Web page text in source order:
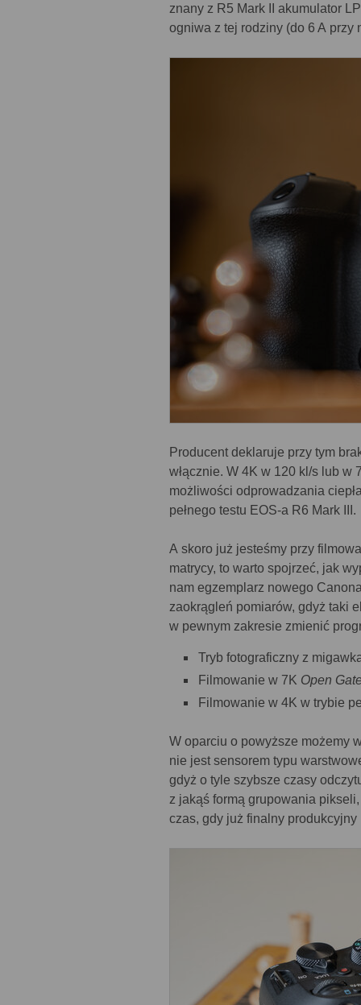
znany z R5 Mark II akumulator
ogniwa z tej rodziny (do 6 A przy
Producent deklaruje przy tym
włącznie. W 4K w 120 kl/s lub w
możliwości odprowadzania
pełnego testu EOS-a R6 Mark III.
A skoro już jesteśmy przy
matrycy, to warto spojrzeć, jak
nam egzemplarz nowego
zaokrągleń pomiarów, gdyż taki
w pewnym zakresie zmienić
Tryb fotograficzny z
Filmowanie w 7K Open
Filmowanie w 4K w trybie
W oparciu o powyższe możemy
nie jest sensorem typu
gdyż o tyle szybsze czasy
z jakąś formą grupowania
czas, gdy już finalny produkcyjny